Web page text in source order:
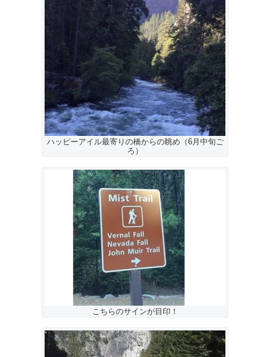
ハッピーアイル最寄りの橋からの眺め（6月中旬ご
ろ）
こちらのサインが目印！